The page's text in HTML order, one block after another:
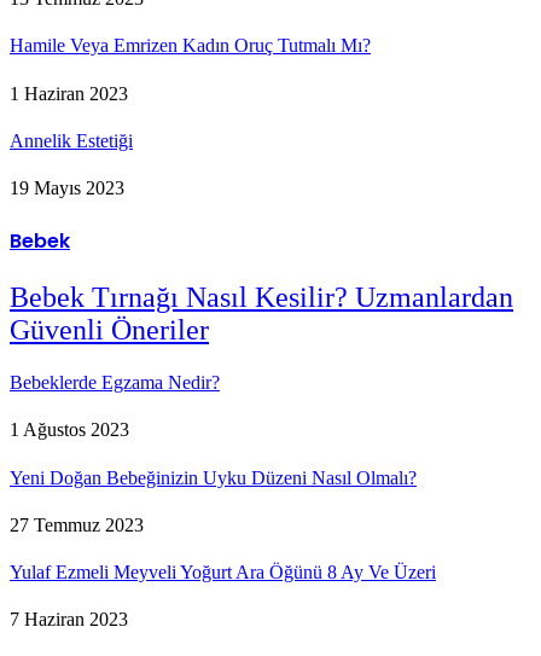
Hamile Veya Emrizen Kadın Oruç Tutmalı Mı?
1 Haziran 2023
Annelik Estetiği
19 Mayıs 2023
Bebek
Bebek Tırnağı Nasıl Kesilir? Uzmanlardan
Güvenli Öneriler
Bebeklerde Egzama Nedir?
1 Ağustos 2023
Yeni Doğan Bebeğinizin Uyku Düzeni Nasıl Olmalı?
27 Temmuz 2023
Yulaf Ezmeli Meyveli Yoğurt Ara Öğünü 8 Ay Ve Üzeri
7 Haziran 2023